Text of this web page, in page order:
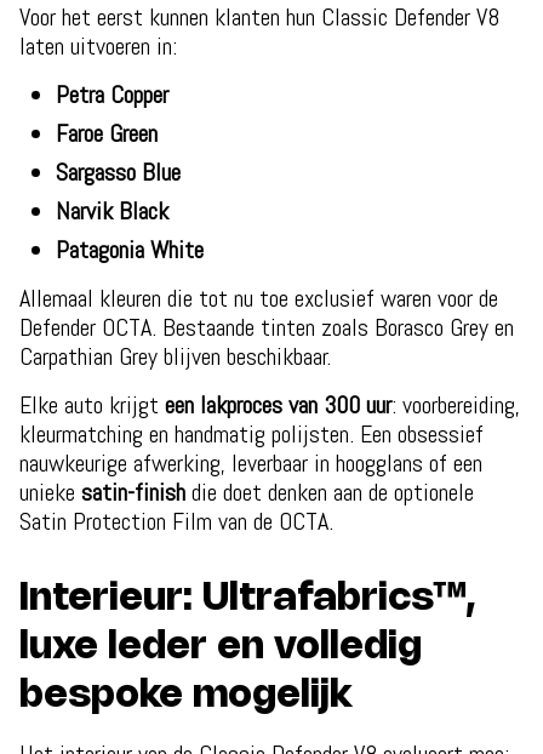
Voor het eerst kunnen klanten hun Classic Defender V8
laten uitvoeren in:
Petra Copper
Faroe Green
Sargasso Blue
Narvik Black
Patagonia White
Allemaal kleuren die tot nu toe exclusief waren voor de
Defender OCTA. Bestaande tinten zoals Borasco Grey en
Carpathian Grey blijven beschikbaar.
Elke auto krijgt een lakproces van 300 uur: voorbereiding,
kleurmatching en handmatig polijsten. Een obsessief
nauwkeurige afwerking, leverbaar in hoogglans of een
unieke satin-finishdie doet denken aan de optionele
Satin Protection Film van de OCTA.
Interieur: Ultrafabrics™,
luxe leder en volledig
bespoke mogelijk